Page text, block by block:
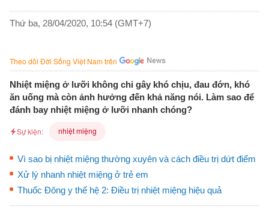
Thứ ba, 28/04/2020, 10:54 (GMT+7)
Theo dõi Đời Sống Việt Nam trên
Nhiệt miệng ở lưỡi không chỉ gây khó chịu, đau đớn, khó
ăn uống mà còn ảnh hưởng đến khả năng nói. Làm sao để
đánh bay nhiệt miệng ở lưỡi nhanh chóng?
Sự kiện: nhiệt miệng
Vì sao bị nhiệt miệng thường xuyên và cách điều trị dứt điểm
Xử lý nhanh nhiệt miệng ở trẻ em
Thuốc Đông y thế hệ 2: Điều trị nhiệt miệng hiệu quả